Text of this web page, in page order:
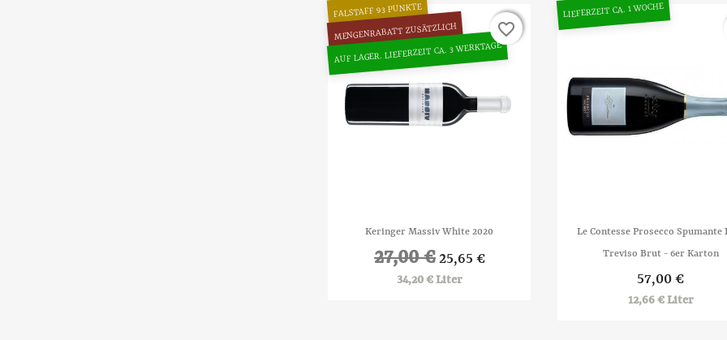
Vorschau
Keringer Massiv White 2020
27,00 €25,65 €
34,20 € Liter
FALSTAFF 93 PUNKTE
MENGENRABATT ZUSÄTZLICH
AUF LAGER. LIEFERZEIT CA. 3 WERKTAGE
favorite_border
favorite_border
 Vorschau
Le Contesse Prosecco Spumante
Treviso Brut - 6er Karton
57,00 €
12,66 € Liter
LIEFERZEIT CA. 1 WOCHE